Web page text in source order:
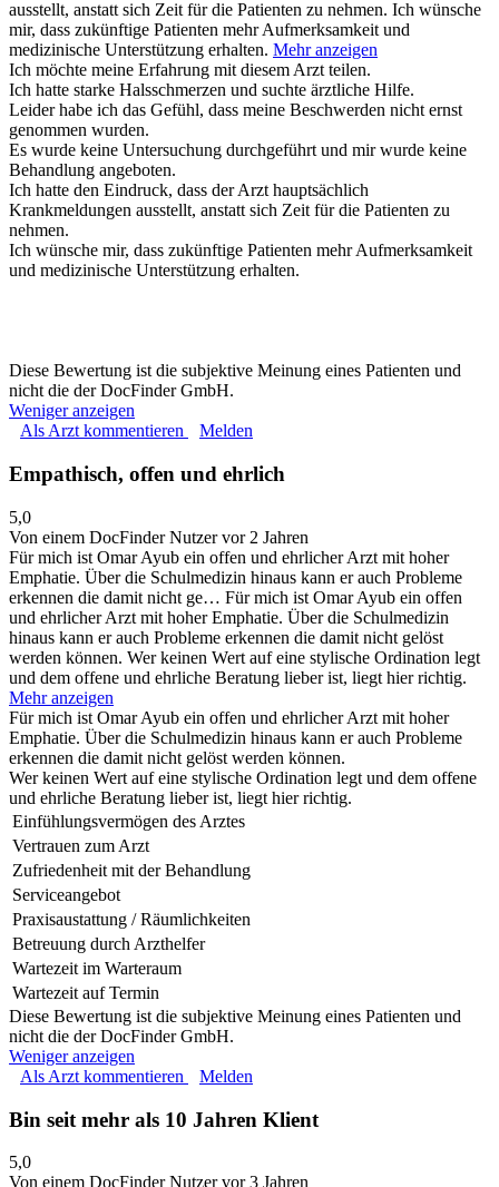
ausstellt, anstatt sich Zeit für die Patienten zu nehmen. Ich wünsche
mir, dass zukünftige Patienten mehr Aufmerksamkeit und
medizinische Unterstützung erhalten. Mehr anzeigen
Ich möchte meine Erfahrung mit diesem Arzt teilen.
Ich hatte starke Halsschmerzen und suchte ärztliche Hilfe.
Leider habe ich das Gefühl, dass meine Beschwerden nicht ernst
genommen wurden.
Es wurde keine Untersuchung durchgeführt und mir wurde keine
Behandlung angeboten.
Ich hatte den Eindruck, dass der Arzt hauptsächlich
Krankmeldungen ausstellt, anstatt sich Zeit für die Patienten zu
nehmen.
Ich wünsche mir, dass zukünftige Patienten mehr Aufmerksamkeit
und medizinische Unterstützung erhalten.
Diese Bewertung ist die subjektive Meinung eines Patienten und
nicht die der DocFinder GmbH.
Weniger anzeigen
Als Arzt kommentieren
Melden
Empathisch, offen und ehrlich
5,0
Von einem DocFinder Nutzervor 2 Jahren
Für mich ist Omar Ayub ein offen und ehrlicher Arzt mit hoher
Emphatie. Über die Schulmedizin hinaus kann er auch Probleme
erkennen die damit nicht ge… Für mich ist Omar Ayub ein offen
und ehrlicher Arzt mit hoher Emphatie. Über die Schulmedizin
hinaus kann er auch Probleme erkennen die damit nicht gelöst
werden können. Wer keinen Wert auf eine stylische Ordination legt
und dem offene und ehrliche Beratung lieber ist, liegt hier richtig.
Mehr anzeigen
Für mich ist Omar Ayub ein offen und ehrlicher Arzt mit hoher
Emphatie. Über die Schulmedizin hinaus kann er auch Probleme
erkennen die damit nicht gelöst werden können.
Wer keinen Wert auf eine stylische Ordination legt und dem offene
und ehrliche Beratung lieber ist, liegt hier richtig.
Einfühlungsvermögen des Arztes
Vertrauen zum Arzt
Zufriedenheit mit der Behandlung
Serviceangebot
Praxisaustattung / Räumlichkeiten
Betreuung durch Arzthelfer
Wartezeit im Warteraum
Wartezeit auf Termin
Diese Bewertung ist die subjektive Meinung eines Patienten und
nicht die der DocFinder GmbH.
Weniger anzeigen
Als Arzt kommentieren
Melden
Bin seit mehr als 10 Jahren Klient
5,0
Von einem DocFinder Nutzervor 3 Jahren